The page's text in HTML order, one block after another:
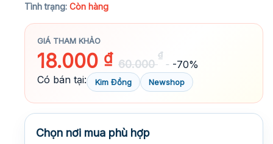
Tình trạng: Còn hàng
GIÁ THAM KHẢO
18.000 ₫ 60.000
₫
-70%
Có bán tại:
Kim Đồng Newshop
Chọn nơi mua phù hợp